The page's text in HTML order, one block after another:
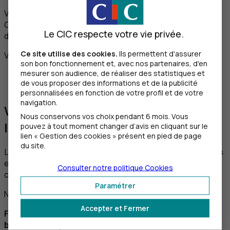
Vous êtes pris en charge par une agence spécialisée du
CIC
, où vous avez affaire à un chargé d’affaires spécialisé
dans le marché associatif.
Vous souhaitez ouvrir un compte auCIC?
Prendre un rendez-vous
Découvrir le Guide de l’associationCIC
Vous êtes un professionnel de
l’immobilier ?
Le CIC s’engage à vos côtés avec des solutions adaptées
et une présence partout en France. Vous êtes pris en
charge par des équipes spécialisées.
Notre accompagnement :
Financements des promoteurs/marchands de
biens/aménageurs (court terme)
Le CIC respecte votre vie privée.
Ce site utilise des cookies. Ils permettent d'assurer
son bon fonctionnement et, avec nos partenaires, d'en
mesurer son audience, de réaliser des statistiques et
de vous proposer des informations et de la publicité
personnalisées en fonction de votre profil et de votre
navigation.
Nous conservons vos choix pendant 6 mois. Vous
pouvez à tout moment changer d’avis en cliquant sur le
lien « Gestion des cookies » présent en pied de page
du site.
Accepter et Fermer
Paramétrer
Consulter notre politique Cookies